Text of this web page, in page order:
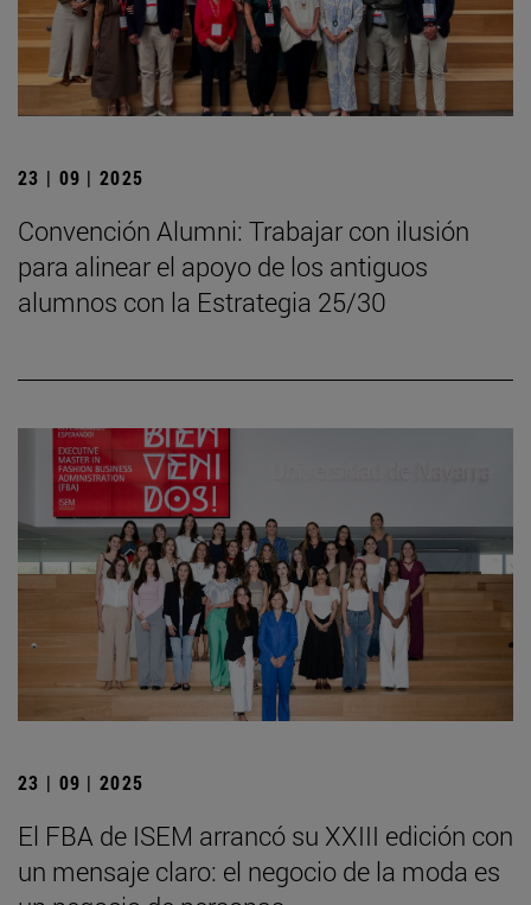
23 | 09 | 2025
Convención Alumni: Trabajar con ilusión
para alinear el apoyo de los antiguos
alumnos con la Estrategia 25/30
23 | 09 | 2025
El FBA de ISEM arrancó su XXIII edición con
un mensaje claro: el negocio de la moda es